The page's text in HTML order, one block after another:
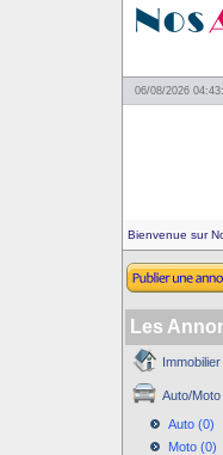
06/08/2026
Bienvenue sur
Les
Immobilier
Auto/Moto
Auto (0)
Moto (0)